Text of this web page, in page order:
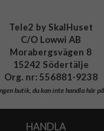
Tele2 by SkalHuset
C/O Lowwi AB
Morabergsvägen 8
15242 Södertälje
Org. nr: 556881-9238
butik, du kan inte handla här
HANDLA